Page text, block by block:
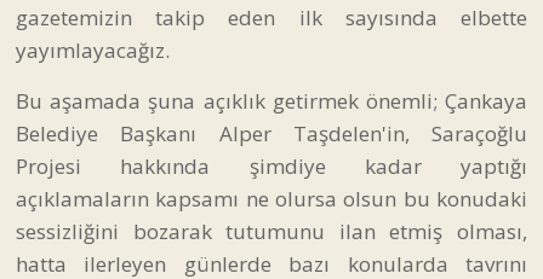
gazetemizin takip eden ilk sayısında elbette
yayımlayacağız.
Bu aşamada şuna açıklık getirmek önemli; Çankaya
Belediye Başkanı Alper Taşdelen'in, Saraçoğlu
Projesi hakkında şimdiye kadar yaptığı
açıklamaların kapsamı ne olursa olsun bu konudaki
sessizliğini bozarak tutumunu ilan etmiş olması,
hatta ilerleyen günlerde bazı konularda tavrını